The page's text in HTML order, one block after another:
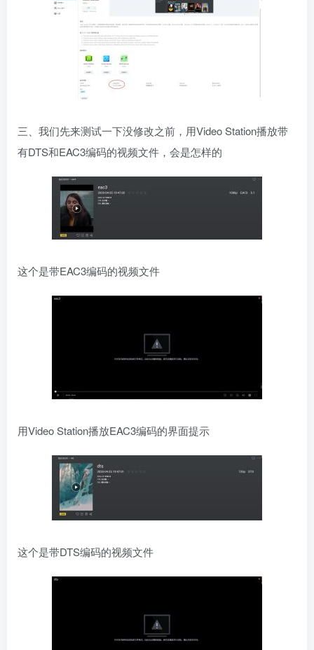
三、我们先来测试一下没修改之前，用Video Station播放带
有DTS和EAC3编码的视频文件，会是怎样的
这个是带EAC3编码的视频文件
用Video Station播放EAC3编码的界面提示
这个是带DTS编码的视频文件